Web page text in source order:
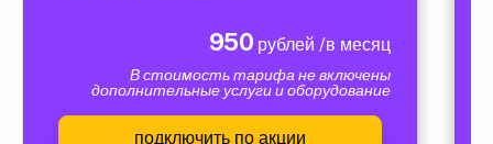
950 рублей /в месяц
В стоимость тарифа не включены
дополнительные услуги и оборудование
подключить по акции